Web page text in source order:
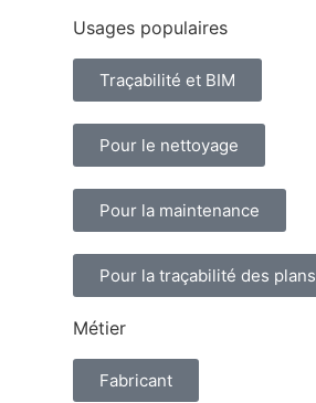
Usages populaires
Traçabilité et BIM
Pour le nettoyage
Pour la maintenance
Pour la traçabilité des plans
Métier
Fabricant